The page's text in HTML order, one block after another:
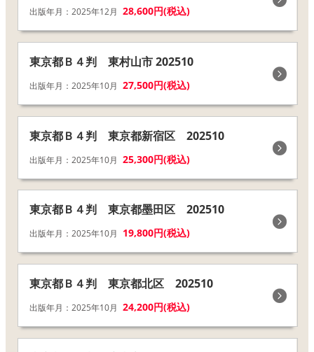
出版年月：2025年12月 28,600円(税込)
東京都Ｂ４判 東村山市 202510
出版年月：2025年10月 27,500円(税込)
東京都Ｂ４判 東京都新宿区 202510
出版年月：2025年10月 25,300円(税込)
東京都Ｂ４判 東京都墨田区 202510
出版年月：2025年10月 19,800円(税込)
東京都Ｂ４判 東京都北区 202510
出版年月：2025年10月 24,200円(税込)